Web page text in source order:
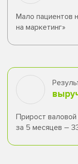
Мало пациентов
на маркетинг»
Прирост
за 5 месяцев –